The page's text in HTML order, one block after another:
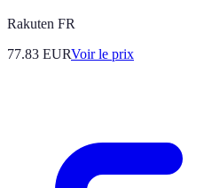
Rakuten FR
77.83 EURVoir le prix